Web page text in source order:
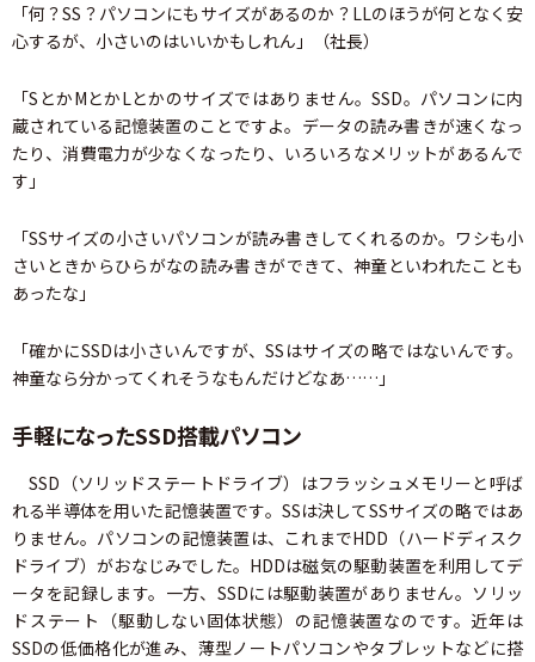
「何？SS？パソコンにもサイズがあるのか？LLのほうが何となく安
心するが、小さいのはいいかもしれん」（社長）
「SとかMとかLとかのサイズではありません。SSD。パソコンに内
蔵されている記憶装置のことですよ。データの読み書きが速くなっ
たり、消費電力が少なくなったり、いろいろなメリットがあるんで
す」
「SSサイズの小さいパソコンが読み書きしてくれるのか。ワシも小
さいときからひらがなの読み書きができて、神童といわれたことも
あったな」
「確かにSSDは小さいんですが、SSはサイズの略ではないんです。
神童なら分かってくれそうなもんだけどなあ……」
手軽になったSSD搭載パソコン
SSD（ソリッドステートドライブ）はフラッシュメモリーと呼ば
れる半導体を用いた記憶装置です。SSは決してSSサイズの略ではあ
りません。パソコンの記憶装置は、これまでHDD（ハードディスク
ドライブ）がおなじみでした。HDDは磁気の駆動装置を利用してデ
ータを記録します。一方、SSDには駆動装置がありません。ソリッ
ドステート（駆動しない固体状態）の記憶装置なのです。近年は
SSDの低価格化が進み、薄型ノートパソコンやタブレットなどに搭